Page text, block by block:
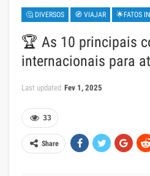
🤔 DIVERSOS 🧭 VIAJAR 🌟FATOS
🏆 As 10 principais
internacionais para
Last updated Fev 1, 2025
33
Share